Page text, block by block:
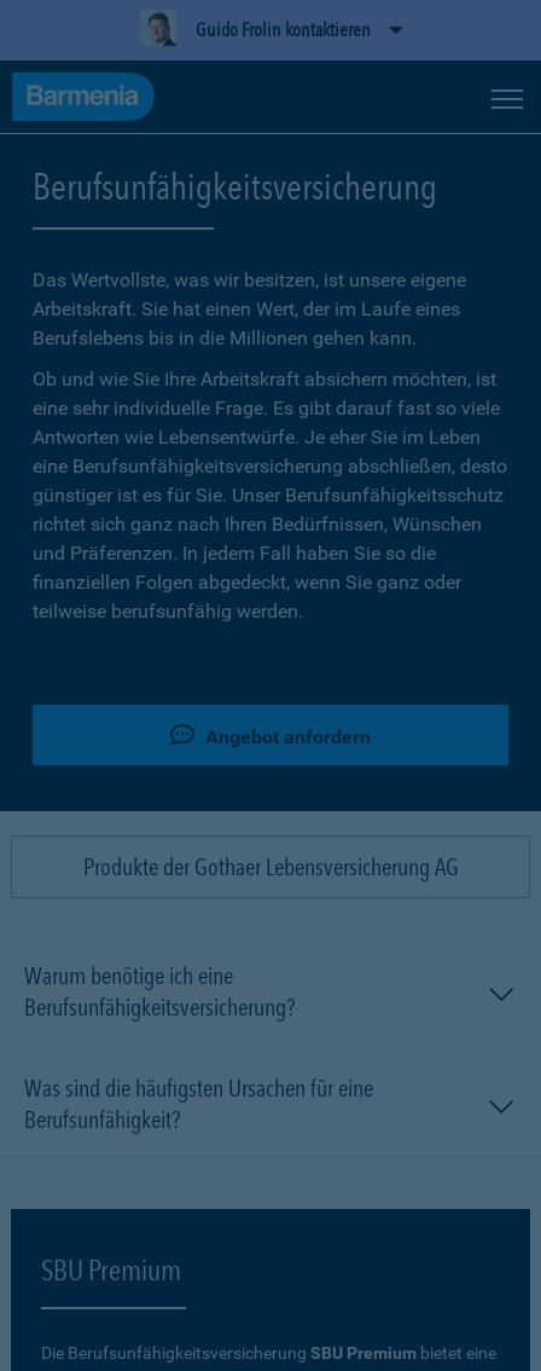
Guido Frolin kontaktieren
Berufsunfähigkeitsversicherung
Das Wertvollste, was wir besitzen, ist unsere eigene
Arbeitskraft. Sie hat einen Wert, der im Laufe eines
Berufslebens bis in die Millionen gehen kann.
Ob und wie Sie Ihre Arbeitskraft absichern möchten, ist
eine sehr individuelle Frage. Es gibt darauf fast so viele
Antworten wie Lebensentwürfe. Je eher Sie im Leben
eine Berufsunfähigkeitsversicherung abschließen, desto
günstiger ist es für Sie. Unser Berufsunfähigkeitsschutz
richtet sich ganz nach Ihren Bedürfnissen, Wünschen
und Präferenzen. In jedem Fall haben Sie so die
finanziellen Folgen abgedeckt, wenn Sie ganz oder
teilweise berufsunfähig werden.
Angebot anfordern
Produkte der Gothaer Lebensversicherung AG
Warum benötige ich eine
Berufsunfähigkeitsversicherung?
Was sind die häufigsten Ursachen für eine
Berufsunfähigkeit?
SBU Premium
Die Berufsunfähigkeitsversicherung SBU Premium bietet eine